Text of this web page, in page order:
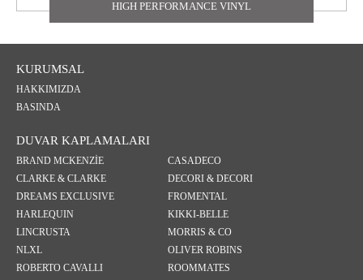
HIGH PERFORMANCE VINYL
KURUMSAL
HAKKIMIZDA
BASINDA
DUVAR KAPLAMALARI
BRAND MCKENZİE
CASADECO
CLARKE & CLARKE
DECORI & DECORI
DREAMS EXCLUSIVE
FROMENTAL
HARLEQUIN
KIKKI-BELLE
LINCRUSTA
MORRIS & CO
NLXL
OLIVER ROBINS
ROBERTO CAVALLI
ROOMMATES